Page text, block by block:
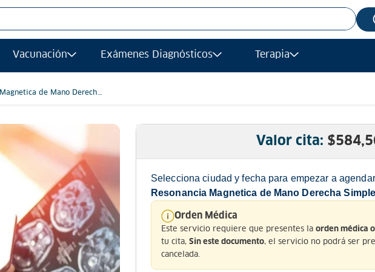
Vacunación Exámenes Diagnósticos Terapia
de Mano Derecha
Valor cita: $
Selecciona ciudad y fecha para empezar a
Resonancia Magnetica de Mano Derecha Simple
Orden Médica
Este servicio requiere que presentes la orden médica
tu cita, Sin este documento, el servicio no podrá ser
cancelada.
magnetica
transvaginal